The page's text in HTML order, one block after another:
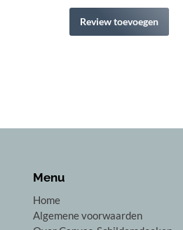
Review toevoegen
Menu
Home
Algemene voorwaarden